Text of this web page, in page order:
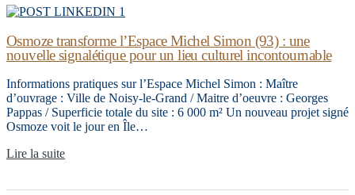
Osmoze transforme l’Espace Michel Simon (93) : une
nouvelle signalétique pour un lieu culturel incontournable
Informations pratiques sur l’Espace Michel Simon : Maître
d’ouvrage : Ville de Noisy-le-Grand / Maitre d’oeuvre : Georges
Pappas / Superficie totale du site : 6 000 m² Un nouveau projet signé
Osmoze voit le jour en Île…
Lire la suite